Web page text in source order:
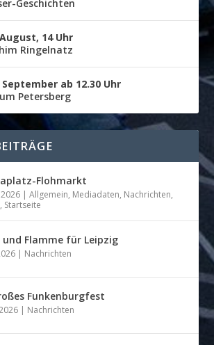
Geschichten
14 Uhr
Ringelnatz
ab 12.30 Uhr
Petersberg
Flohmarkt
2026 |Allgemein, Mediadaten, Nachrichten,
, Startseite
und Flamme für Leipzig
| Nachrichten
Funkenburgfest
| Nachrichten